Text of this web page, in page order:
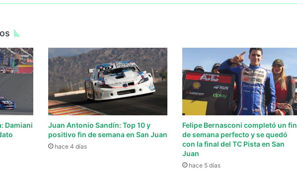
Damiani
Juan Antonio Sandín: Top 10 y
positivo fin de semana en San Juan
hace 4 días
Felipe Bernasconi completó un fin
de semana perfecto y se quedó
con la final del TC Pista en San
Juan
hace 5 días